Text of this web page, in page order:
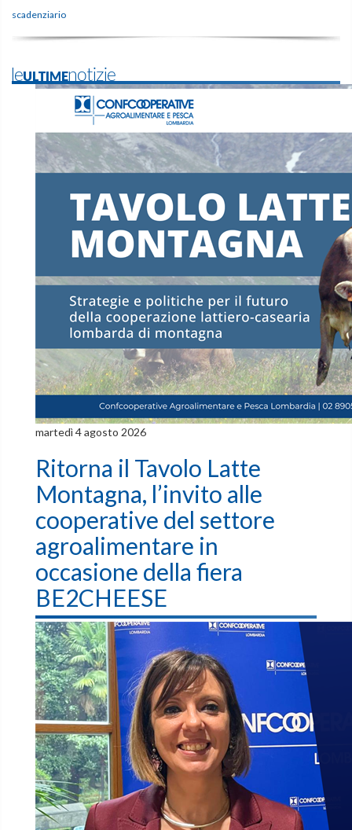
scadenziario
leULTIMEnotizie
martedì 4 agosto 2026
Ritorna il Tavolo Latte
Montagna, l’invito alle
cooperative del settore
agroalimentare in
occasione della fiera
BE2CHEESE